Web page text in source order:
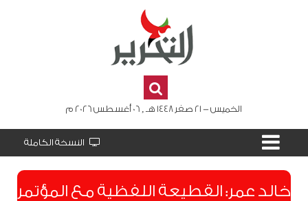
الخميس - 21 صفر 1448 هـ , 06 أغسطس 2026 م
النسخة الكاملة
​خالد عمر: القطيعة اللفظية مع المؤتمر